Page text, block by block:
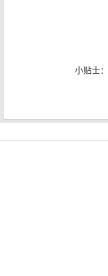
小贴士：